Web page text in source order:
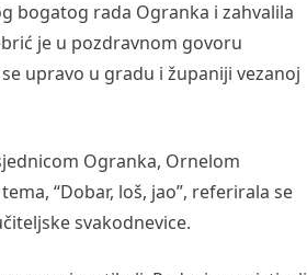
bogatog rada Ogranka i zahvalila
je u pozdravnom govoru
upravo u gradu i županiji vezanoj
Ogranka, Ornelom
“Dobar, loš, jao”, referirala se
svakodnevice.